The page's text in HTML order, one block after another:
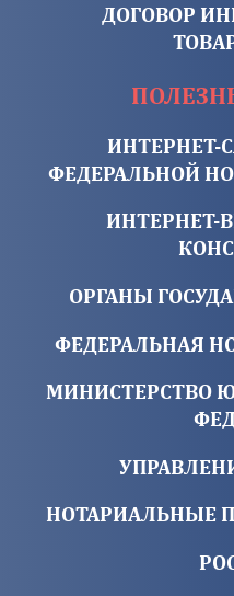
ДОГОВОР
ИНТЕРНЕТ-
ФЕДЕРАЛЬНОЙ
ИНТЕРНЕТ-
ОРГАНЫ
ФЕДЕРАЛЬНАЯ
МИНИСТЕРСТВО
НОТАРИАЛЬНЫЕ